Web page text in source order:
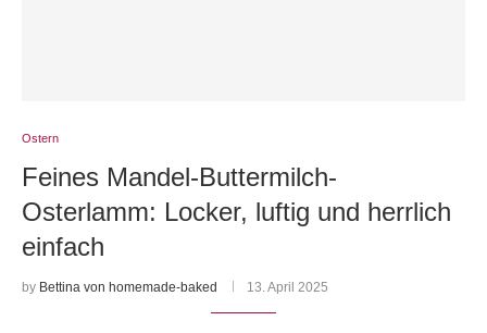
Ostern
Feines Mandel-Buttermilch-
Osterlamm: Locker, luftig und herrlich
einfach
by Bettina von homemade-baked 13. April 2025